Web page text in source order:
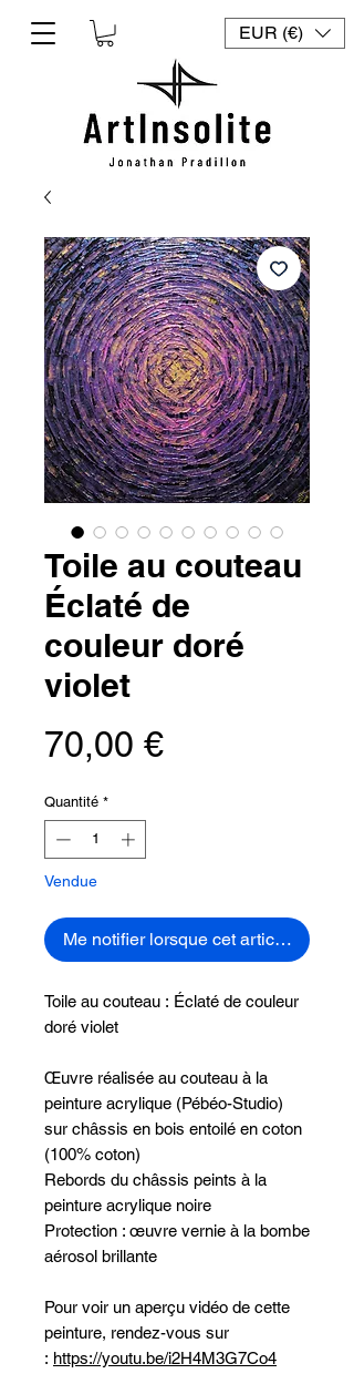
EUR (€)
Toile au couteau
Éclaté de
couleur doré
violet
70,00 €Prix
Quantité *
Vendue
Me notifier lorsque cet article est
Toile au couteau : Éclaté de couleur
doré violet
Œuvre réalisée au couteau à la
peinture acrylique (Pébéo-Studio)
sur châssis en bois entoilé en coton
(100% coton)
Rebords du châssis peints à la
peinture acrylique noire
Protection : œuvre vernie à la bombe
aérosol brillante
Pour voir un aperçu vidéo de cette
peinture, rendez-vous sur
: https://youtu.be/i2H4M3G7Co4